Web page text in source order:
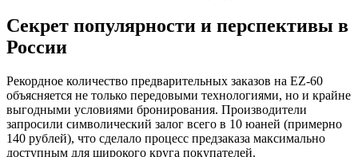
Секрет популярности и перспективы в
России
Рекордное количество предварительных заказов на EZ-60
объясняется не только передовыми технологиями, но и крайне
выгодными условиями бронирования. Производители
запросили символический залог всего в 10 юаней (примерно
140 рублей), что сделало процесс предзаказа максимально
доступным для широкого круга покупателей.